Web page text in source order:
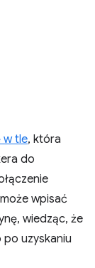
w tle, która
do
wpisać
wiedząc, że
po uzyskaniu